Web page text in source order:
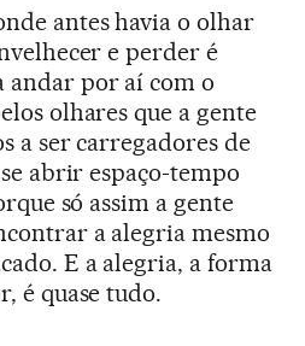
antes havia o olhar
e perder é
por aí com o
olhares que a gente
a ser carregadores de
abrir espaço-tempo
só assim a gente
a alegria mesmo
E a alegria, a forma
é quase tudo.